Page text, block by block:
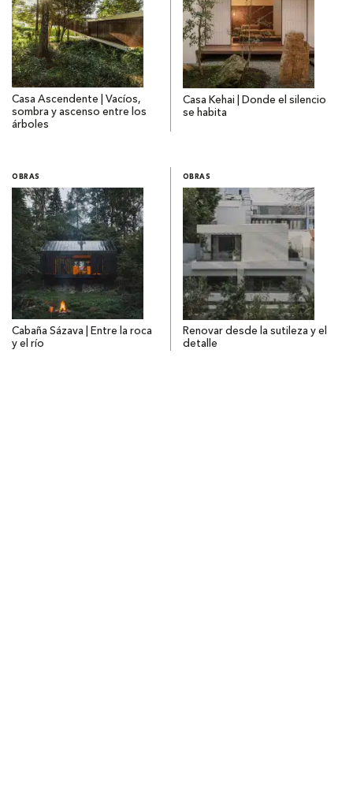
Casa Ascendente | Vacíos,
sombra y ascenso entre los
árboles
Casa Kehai | Donde el silencio
se habita
OBRAS
Cabaña Sázava | Entre la roca
y el río
OBRAS
Renovar desde la sutileza y el
detalle